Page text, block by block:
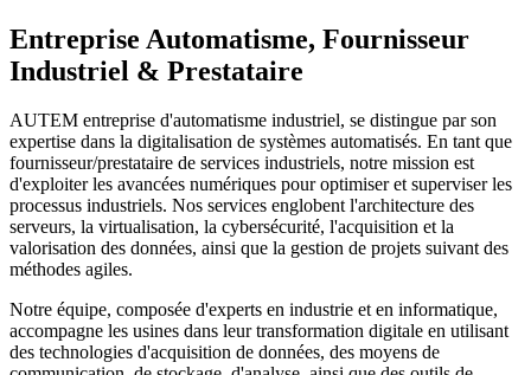
Entreprise Automatisme, Fournisseur
Industriel & Prestataire
AUTEM entreprise d'automatisme industriel, se distingue par son
expertise dans la digitalisation de systèmes automatisés. En tant que
fournisseur/prestataire de services industriels, notre mission est
d'exploiter les avancées numériques pour optimiser et superviser les
processus industriels. Nos services englobent l'architecture des
serveurs, la virtualisation, la cybersécurité, l'acquisition et la
valorisation des données, ainsi que la gestion de projets suivant des
méthodes agiles.
Notre équipe, composée d'experts en industrie et en informatique,
accompagne les usines dans leur transformation digitale en utilisant
des technologies d'acquisition de données, des moyens de